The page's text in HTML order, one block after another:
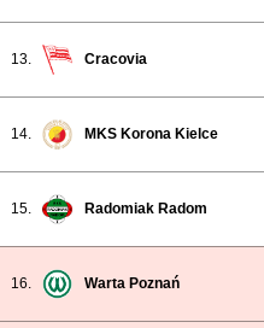
13. Cracovia
14. MKS Korona Kielce
15. Radomiak Radom
16. Warta Poznań